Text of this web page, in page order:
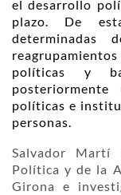
el desarrollo
plazo. De
determinadas
políticas y
políticas e
personas.
Salvador Martí
Política y de la
Girona e